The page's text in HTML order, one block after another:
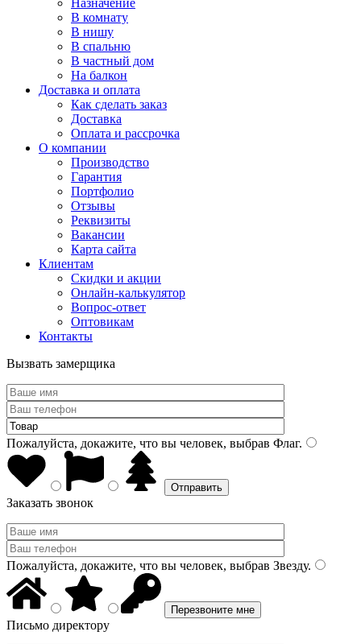
Назначение
В комнату
В нишу
В спальню
В частный дом
На балкон
Доставка и оплата
Как сделать заказ
Доставка
Оплата и рассрочка
О компании
Производство
Гарантия
Портфолио
Отзывы
Реквизиты
Вакансии
Карта сайта
Клиентам
Скидки и акции
Онлайн-калькулятор
Вопрос-ответ
Оптовикам
Контакты
Вызвать замерщика
Пожалуйста, докажите, что вы человек, выбрав Флаг.
Заказать звонок
Пожалуйста, докажите, что вы человек, выбрав Звезду.
Письмо директору